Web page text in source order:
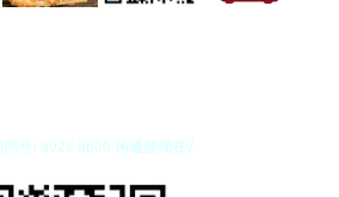
同号: 8026 8606 沟通趁现在√